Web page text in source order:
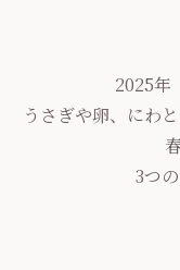
2025年
うさぎや卵、にわ
3つ